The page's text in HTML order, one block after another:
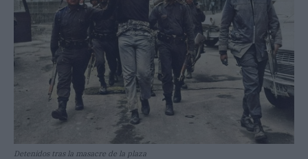
Detenidos tras la masacre de la plaza